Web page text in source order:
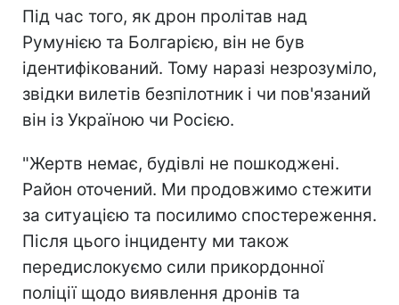
Під час того, як дрон пролітав над
Румунією та Болгарією, він не був
ідентифікований. Тому наразі незрозуміло,
звідки вилетів безпілотник і чи пов'язаний
він із Україною чи Росією.
"Жертв немає, будівлі не пошкоджені.
Район оточений. Ми продовжимо стежити
за ситуацією та посилимо спостереження.
Після цього інциденту ми також
передислокуємо сили прикордонної
поліції щодо виявлення дронів та